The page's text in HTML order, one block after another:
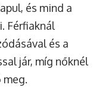
és mind a
Férfiaknál
és a
jár, míg nőknél